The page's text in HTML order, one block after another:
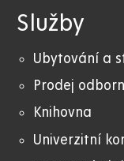
Služby
Ubytování a
Prodej
Knihovna
Univerzitní